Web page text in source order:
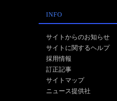
INFO
サイトからのお知らせ
サイトに関するヘルプ
採用情報
訂正記事
サイトマップ
ニュース提供社